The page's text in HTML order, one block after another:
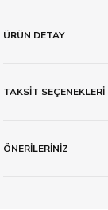
ÜRÜN DETAY
TAKSİT SEÇENEKLERİ
ÖNERİLERİNİZ